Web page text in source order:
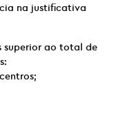
na justificativa
superior ao total de